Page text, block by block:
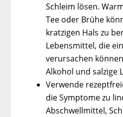
Schleim lösen.
Tee oder Brühe
kratzigen Hals zu
Lebensmittel, die
verursachen
Alkohol und salzige
Verwende
die Symptome zu
Abschwellmittel,